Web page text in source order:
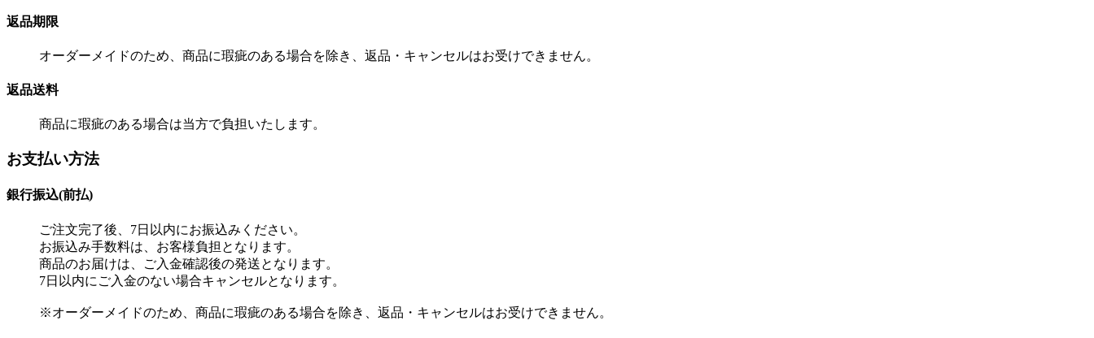
返品期限
オーダーメイドのため、商品に瑕疵のある場合を除き、返品・キャンセルはお受けできません。
返品送料
商品に瑕疵のある場合は当方で負担いたします。
お支払い方法
銀行振込(前払)
ご注文完了後、7日以内にお振込みください。
お振込み手数料は、お客様負担となります。
商品のお届けは、ご入金確認後の発送となります。
7日以内にご入金のない場合キャンセルとなります。
※オーダーメイドのため、商品に瑕疵のある場合を除き、返品・キャンセルはお受けできません。